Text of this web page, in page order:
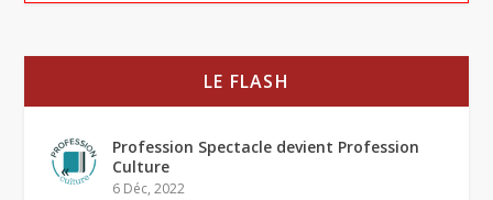
LE FLASH
Profession Spectacle devient Profession
Culture
6 Déc, 2022